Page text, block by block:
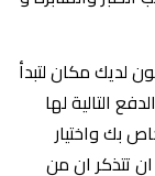
لديك مكان لتبدأ
التالية لها
بك واختيار
تتذكر ان من